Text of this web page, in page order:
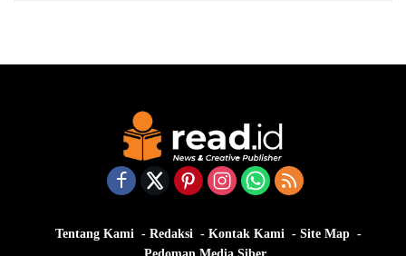
Tentang Kami Redaksi Kontak Kami
Site Map